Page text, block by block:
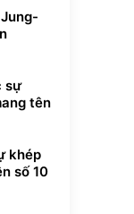
sự
tên
khép
số 10